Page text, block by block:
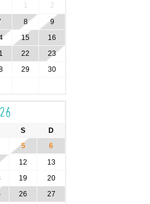
1
2
8
9
15
16
22
23
29
30
S
D
5
6
12
13
19
20
26
27